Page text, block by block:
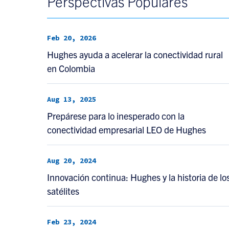
Feb 20, 2026
Hughes ayuda a acelerar la conectividad rural
en Colombia
Aug 13, 2025
Prepárese para lo inesperado con la
conectividad empresarial LEO de Hughes
Aug 20, 2024
Innovación continua: Hughes y la historia de
satélites
Feb 23, 2024